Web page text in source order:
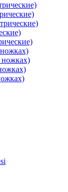
ножках)